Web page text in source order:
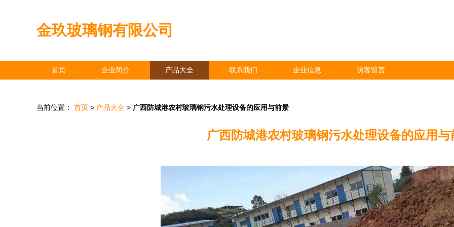
金玖玻璃钢有限公司
首页 企业简介 产品大全 联系我们 企业信息 访客留言
当前位置： 首页 > 产品大全 > 广西防城港农村玻璃钢污水处理设备的应用与前景
广西防城港农村玻璃钢污水处理设备的应用与